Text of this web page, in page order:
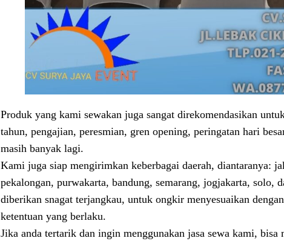
Produk yang kami sewakan juga sangat direkomendasikan
tahun, pengajian, peresmian, gren opening, peringatan hari
masih banyak lagi.
Kami juga siap mengirimkan keberbagai daerah, diantaranya:
pekalongan, purwakarta, bandung, semarang, jogjakarta, solo,
diberikan snagat terjangkau, untuk ongkir menyesuaikan
ketentuan yang berlaku.
Jika anda tertarik dan ingin menggunakan jasa sewa kami,